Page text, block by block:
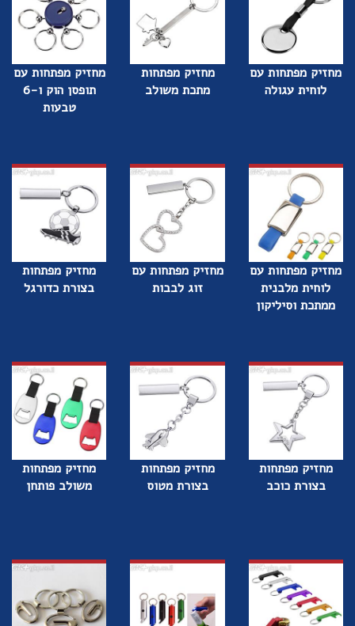
מחזיק מפתחות עם
לוחית עגולה
מחזיק מפתחות
מתכת משולב
מחזיק מפתחות עם
תופסן הוק ו-6
טבעות
מחזיק מפתחות עם
לוחית מלבנית
ממתכת וסיליקון
מחזיק מפתחות עם
זוג לבבות
מחזיק מפתחות
בצורת כדורגל
מחזיק מפתחות
בצורת כוכב
מחזיק מפתחות
בצורת מטוס
מחזיק מפתחות
משולב פותחן